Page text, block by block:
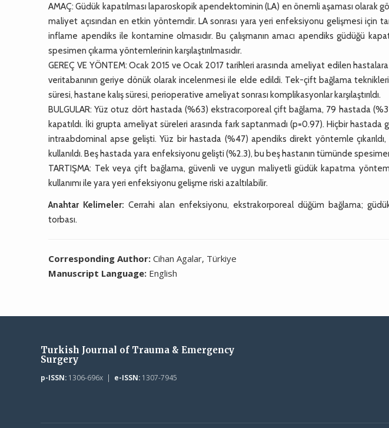
AMAÇ: Güdük kapatılması laparoskopik apendektominin (LA) en önemli aşaması olarak
maliyet açısından en etkin yöntemdir. LA sonrası yara yeri enfeksiyonu gelişmesi için
inflame apendiks ile kontamine olmasıdır. Bu çalışmanın amacı apendiks güdüğü
spesimen çıkarma yöntemlerinin karşılaştırılmasıdır.
GEREÇ VE YÖNTEM: Ocak 2015 ve Ocak 2017 tarihleri arasında ameliyat edilen
veritabanının geriye dönük olarak incelenmesi ile elde edildi. Tek-çift bağlama
süresi, hastane kalış süresi, perioperative ameliyat sonrası komplikasyonlar karşılaştırıldı.
BULGULAR: Yüz otuz dört hastada (%63) ekstracorporeal çift bağlama, 79 hastada
kapatıldı. İki grupta ameliyat süreleri arasında fark saptanmadı (p=0.97). Hiçbir hastada
intraabdominal apse gelişti. Yüz bir hastada (%47) apendiks direkt yöntemle
kullanıldı. Beş hastada yara enfeksiyonu gelişti (%2.3), bu beş hastanın tümünde
TARTIŞMA: Tek veya çift bağlama, güvenli ve uygun maliyetli güdük kapatma
kullanımı ile yara yeri enfeksiyonu gelişme riski azaltılabilir.
Anahtar Kelimeler: Cerrahi alan enfeksiyonu, ekstrakorporeal düğüm bağlama;
torbası.
Corresponding Author:Cihan Agalar, Türkiye
Manuscript Language: English
Turkish Journal of Trauma & Emergency
Surgery
p-ISSN:1306-696x | e-ISSN:1307-7945